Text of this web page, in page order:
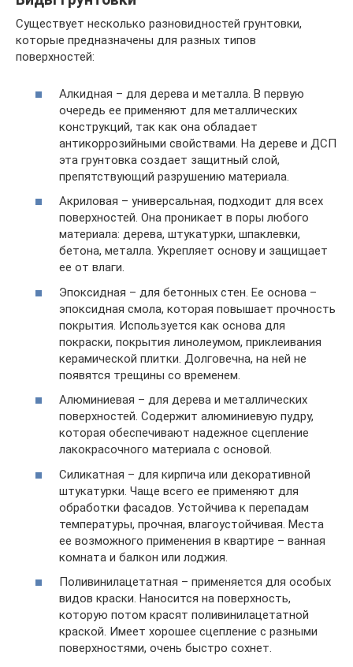
Существует несколько разновидностей грунтовки,
которые предназначены для разных типов
поверхностей:
Алкидная – для дерева и металла. В первую
очередь ее применяют для металлических
конструкций, так как она обладает
антикоррозийными свойствами. На дереве и ДСП
эта грунтовка создает защитный слой,
препятствующий разрушению материала.
Акриловая – универсальная, подходит для всех
поверхностей. Она проникает в поры любого
материала: дерева, штукатурки, шпаклевки,
бетона, металла. Укрепляет основу и защищает
ее от влаги.
Эпоксидная – для бетонных стен. Ее основа –
эпоксидная смола, которая повышает прочность
покрытия. Используется как основа для
покраски, покрытия линолеумом, приклеивания
керамической плитки. Долговечна, на ней не
появятся трещины со временем.
Алюминиевая – для дерева и металлических
поверхностей. Содержит алюминиевую пудру,
которая обеспечивают надежное сцепление
лакокрасочного материала с основой.
Силикатная – для кирпича или декоративной
штукатурки. Чаще всего ее применяют для
обработки фасадов. Устойчива к перепадам
температуры, прочная, влагоустойчивая. Места
ее возможного применения в квартире – ванная
комната и балкон или лоджия.
Поливинилацетатная – применяется для особых
видов краски. Наносится на поверхность,
которую потом красят поливинилацетатной
краской. Имеет хорошее сцепление с разными
поверхностями, очень быстро сохнет.